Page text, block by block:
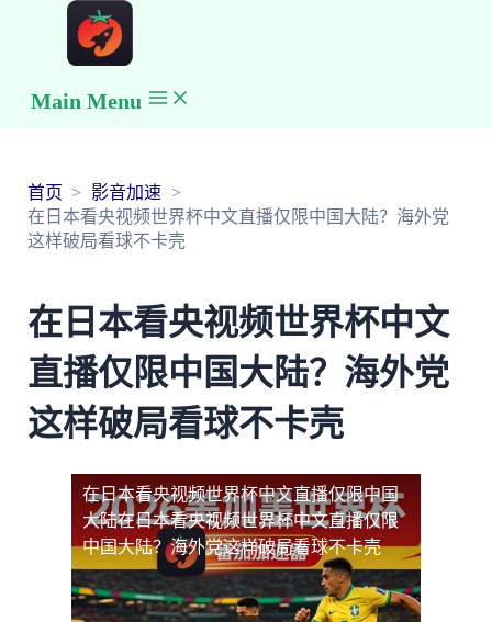
Main Menu
首页
影音加速
在日本看央视频世界杯中文直播仅限中国大陆？海外党
这样破局看球不卡壳
在日本看央视频世界杯中文
直播仅限中国大陆？海外党
这样破局看球不卡壳
在日本看央视频世界杯中文直播仅限中国
大陆在日本看央视频世界杯中文直播仅限
中国大陆？海外党这样破局看球不卡壳